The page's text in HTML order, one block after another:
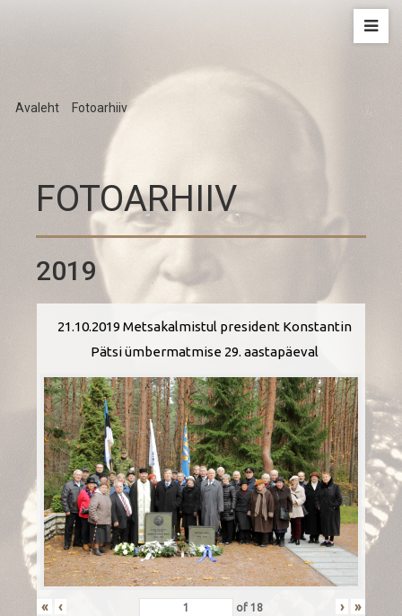
Avaleht Fotoarhiiv
FOTOARHIIV
2019
21.10.2019 Metsakalmistul president Konstantin
Pätsi ümbermatmise 29. aastapäeval
« ‹ of18 › »